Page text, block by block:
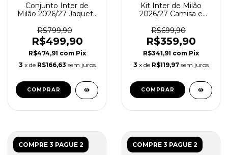
Conjunto Inter de
Milão 2026/27 Jaqueta
Masculino - Azul
R$799,90
R$499,90
R$474,91 com Pix
3 x de R$166,63 sem juros
COMPRAR
Kit Inter de Milão
2026/27 Camisa e
R$699,90
R$359,90
R$341,91 com Pix
3 x de R$119,97 sem juros
COMPRAR
COMPRE 3 PAGUE 2 COMPRE 3 PAGUE 2